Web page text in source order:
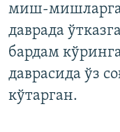
миш-мишларга
даврада
бардам
даврасида ўз
кўтарган.